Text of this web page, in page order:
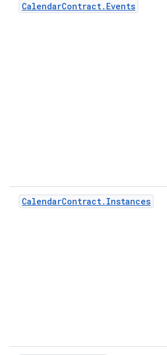
CalendarContract. Events
CalendarContract. Instances